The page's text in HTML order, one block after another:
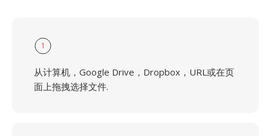
1
从计算机，Google Drive，Dropbox，URL或在页
面上拖拽选择文件.